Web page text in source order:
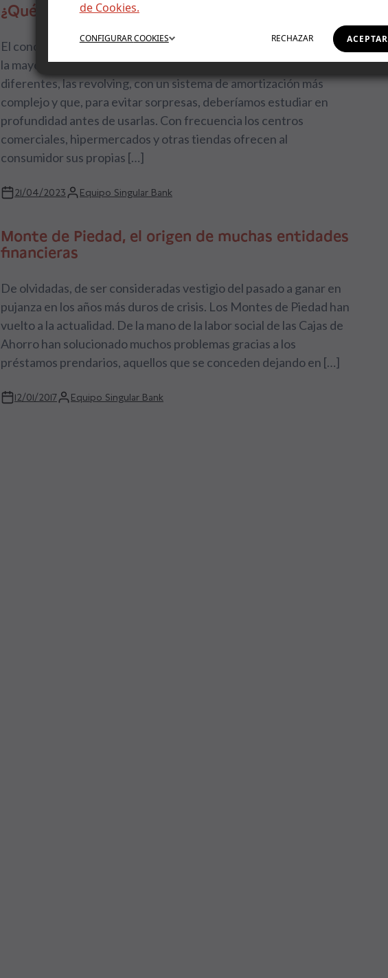
de Cookies.
ACEPTAR
RECHAZAR
CONFIGURARCOOKIES
¿Qué son las tarjetas revolving?
El concepto de tarjeta de crédito queda perfectamente claro para
la mayoría de ahorradores. Hoy hablaremos de unas tarjetas
diferentes, las revolving, con un sistema de amortización más
complejo y que, para evitar sorpresas, deberíamos estudiar en
profundidad antes de usarlas. Con frecuencia los centros
comerciales, hipermercados y otras tiendas ofrecen al
consumidor sus propias […]
21/04/2023 Equipo Singular Bank
Monte de Piedad, el origen de muchas entidades
financieras
De olvidadas, de ser consideradas vestigio del pasado a ganar en
pujanza en los años más duros de crisis. Los Montes de Piedad han
vuelto a la actualidad. De la mano de la labor social de las Cajas de
Ahorro han solucionado muchos problemas gracias a los
préstamos prendarios, aquellos que se conceden dejando en […]
12/01/2017 Equipo Singular Bank